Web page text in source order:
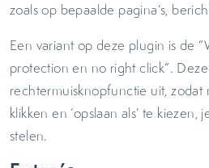
zoals op bepaalde pagina’s,
Een variant op deze plugin is de
protection en no right click”.
rechtermuisknopfunctie uit,
klikken en ‘opslaan als’ te
stelen.